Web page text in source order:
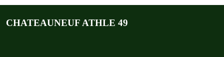
CHATEAUNEUF ATHLE 49